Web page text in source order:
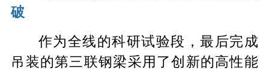
破
作为全线的科研试验段，最后完成
吊装的第三联钢梁采用了创新的高性能